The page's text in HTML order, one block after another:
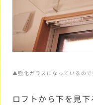
▲強化ガラスになっているので
ロフトから下を見